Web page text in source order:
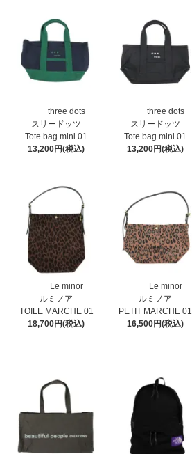
three dots
スリードッツ
Tote bag mini 01
13,200円(税込)
three dots
スリードッツ
Tote bag mini 01
13,200円(税込)
Le minor
ルミノア
TOILE MARCHE 01
18,700円(税込)
Le minor
ルミノア
PETIT MARCHE 01
16,500円(税込)